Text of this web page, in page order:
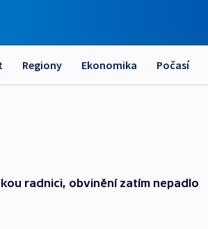
Regiony Ekonomika Počasí
radnici, obvinění zatím nepadlo